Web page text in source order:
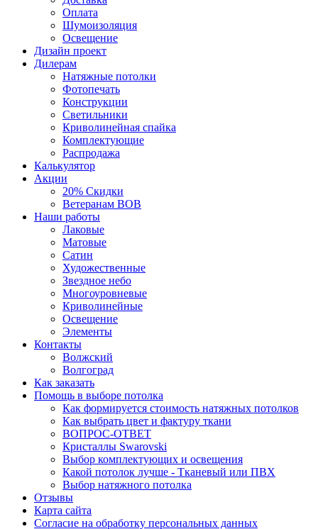
Оплата
Шумоизоляция
Освещение
Дизайн проект
Дилерам
Натяжные потолки
Фотопечать
Конструкции
Светильники
Криволинейная спайка
Комплектующие
Распродажа
Калькулятор
Акции
20% Скидки
Ветеранам ВОВ
Наши работы
Лаковые
Матовые
Сатин
Художественные
Звездное небо
Многоуровневые
Криволинейные
Освещение
Элементы
Контакты
Волжский
Волгоград
Как заказать
Помощь в выборе потолка
Как формируется стоимость натяжных потолков
Как выбрать цвет и фактуру ткани
ВОПРОС-ОТВЕТ
Кристаллы Swarovski
Выбор комплектующих и освещения
Какой потолок лучше - Тканевый или ПВХ
Выбор натяжного потолка
Отзывы
Карта сайта
Согласие на обработку персональных данных